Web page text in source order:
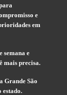
e
em
semana e
mais precisa.
Grande São
estado.